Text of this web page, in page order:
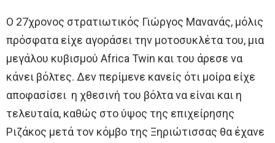
Ο 27χρονος στρατιωτικός Γιώργος Μανανάς, μόλις
πρόσφατα είχε αγοράσει την μοτοσυκλέτα του, μια
μεγάλου κυβισμού Africa Twin και του άρεσε να
κάνει βόλτες. Δεν περίμενε κανείς ότι μοίρα είχε
αποφασίσει η χθεσινή του βόλτα να είναι και η
τελευταία, καθώς στο ύψος της επιχείρησης
Ριζάκος μετά τον κόμβο της Ξηριώτισσας θα έχανε